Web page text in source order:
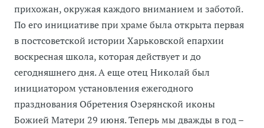
прихожан, окружая каждого вниманием и заботой.
По его инициативе при храме была открыта первая
в постсоветской истории Харьковской епархии
воскресная школа, которая действует и до
сегодняшнего дня. А еще отец Николай был
инициатором установления ежегодного
празднования Обретения Озерянской иконы
Божией Матери 29 июня. Теперь мы дважды в год –